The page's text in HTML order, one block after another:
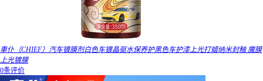
車仆（CHIEF）汽车镀膜剂白色车镀晶驱水保养护黑色车护漆上光打蜡纳米封釉 魔膜
上光镀膜
0条评价